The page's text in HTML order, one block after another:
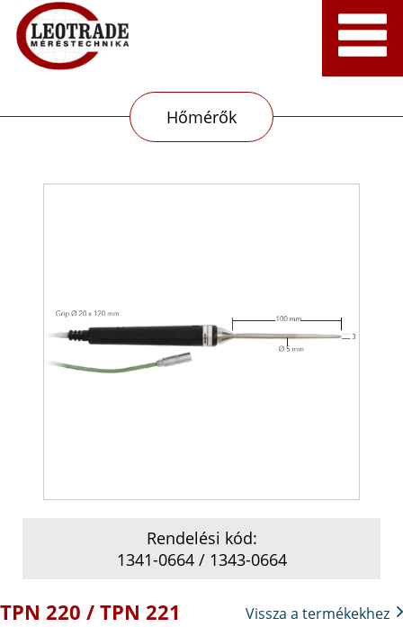
Hőmérők
Rendelési kód:
1341-0664 / 1343-0664
Vissza a termékekhez
TPN 220 / TPN 221